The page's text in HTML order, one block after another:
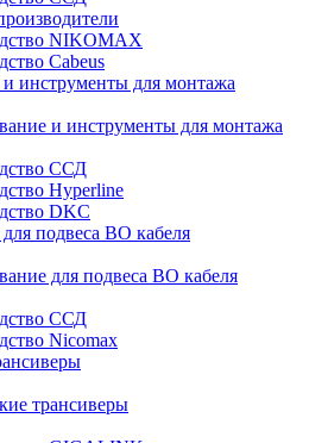
NIKOMAX
Cabeus
инструменты для монтажа
и инструменты для монтажа
ССД
Hyperline
DKC
подвеса ВО кабеля
для подвеса ВО кабеля
ССД
Nicomax
трансиверы